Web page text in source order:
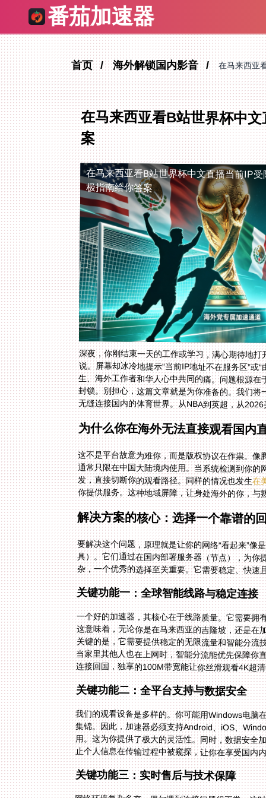
番茄加速器
首页 海外解锁国内影音 在马来西亚
在马来西亚看B站世界杯中
案
在马来西亚看B站世界杯中文直播当前IP受
极指南给你答案
深夜，你刚结束一天的工作或学习，满心期待地
说。屏幕却冰冷地提示“当前IP地址不在服务区”或
生、海外工作者和华人心中共同的痛。问题根源
封锁。别担心，这篇文章就是为你准备的。我们
无缝连接国内的体育世界。从NBA到英超，从
为什么你在海外无法直接观看国内
这不是平台故意为难你，而是版权协议在作祟。
通常只限在中国大陆境内使用。当系统检测到你的
发，直接切断你的观看路径。同样的情况也发生在
你提供服务。这种地域屏障，让身处海外的你，与
解决方案的核心：选择一个靠谱的
要解决这个问题，原理就是让你的网络“看起来”
具）。它们通过在国内部署服务器（节点），为你
杂，一个优秀的选择至关重要。它需要稳定、快速
关键功能一：全球智能线路与稳定连接
一个好的加速器，其核心在于线路质量。它需要
这意味着，无论你是在马来西亚的吉隆坡，还是
关键的是，它需要提供稳定的无限流量和智能分
当家里其他人也在上网时，智能分流能优先保障你
连接回国，独享的100M带宽能让你丝滑观看4K超
关键功能二：全平台支持与数据安全
我们的观看设备是多样的。你可能用Windows电脑
集锦。因此，加速器必须支持Android、iOS、
用。这为你提供了极大的灵活性。同时，数据安全
止个人信息在传输过程中被窥探，让你在享受国内
关键功能三：实时售后与技术保障